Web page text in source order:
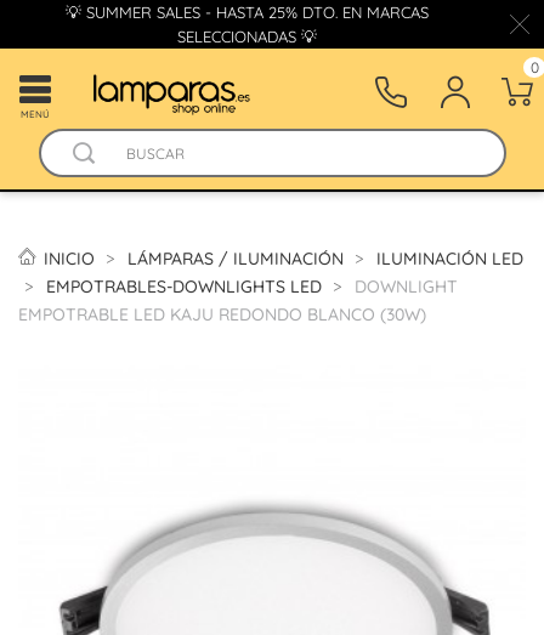
💡 SUMMER SALES - HASTA 25% DTO. EN MARCAS
SELECCIONADAS 💡
MENÚ
0
INICIO LÁMPARAS / ILUMINACIÓN
ILUMINACIÓN LED
EMPOTRABLES-DOWNLIGHTS LED
DOWNLIGHT
EMPOTRABLE LED KAJU REDONDO BLANCO (30W)